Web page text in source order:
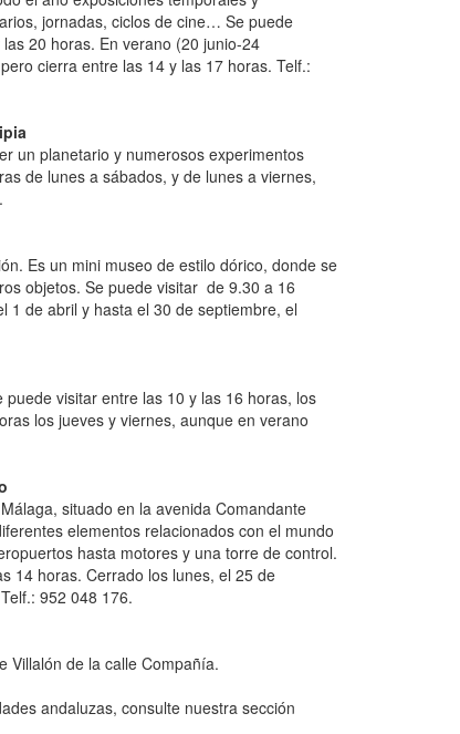
jornadas, ciclos de cine… Se puede
20 horas. En verano (20 junio-24
cierra entre las 14 y las 17 horas. Telf.:
un planetario y numerosos experimentos
de lunes a sábados, y de lunes a viernes,
Es un mini museo de estilo dórico, donde se
objetos. Se puede visitar de 9.30 a 16
1 de abril y hasta el 30 de septiembre, el
visitar entre las 10 y las 16 horas, los
los jueves y viernes, aunque en verano
situado en la avenida Comandante
elementos relacionados con el mundo
hasta motores y una torre de control.
14 horas. Cerrado los lunes, el 25 de
952 048 176.
Villalón de la calle Compañía.
andaluzas, consulte nuestra sección